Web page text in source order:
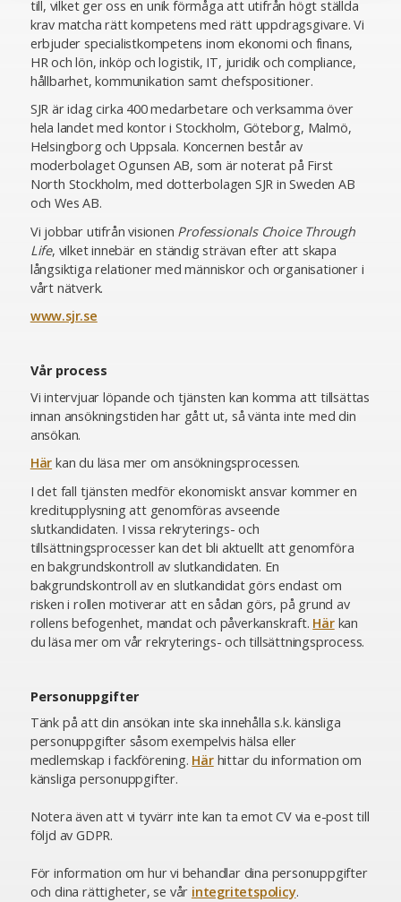
till, vilket ger oss en unik förmåga att utifrån högt ställda
krav matcha rätt kompetens med rätt uppdragsgivare. Vi
erbjuder specialistkompetens inom ekonomi och finans,
HR och lön, inköp och logistik, IT, juridik och compliance,
hållbarhet, kommunikation samt chefspositioner.
SJR är idag cirka 400 medarbetare och verksamma över
hela landet med kontor i Stockholm, Göteborg, Malmö,
Helsingborg och Uppsala. Koncernen består av
moderbolaget Ogunsen AB, som är noterat på First
North Stockholm, med dotterbolagen SJR in Sweden AB
och Wes AB.
Vi jobbar utifrån visionen Professionals Choice Through
Life, vilket innebär en ständig strävan efter att skapa
långsiktiga relationer med människor och organisationer i
vårt nätverk.
www.sjr.se
Vår process
Vi intervjuar löpande och tjänsten kan komma att tillsättas
innan ansökningstiden har gått ut, så vänta inte med din
ansökan.
Här kan du läsa mer om ansökningsprocessen.
I det fall tjänsten medför ekonomiskt ansvar kommer en
kreditupplysning att genomföras avseende
slutkandidaten. I vissa rekryterings- och
tillsättningsprocesser kan det bli aktuellt att genomföra
en bakgrundskontroll av slutkandidaten. En
bakgrundskontroll av en slutkandidat görs endast om
risken i rollen motiverar att en sådan görs, på grund av
rollens befogenhet, mandat och påverkanskraft. Härkan
du läsa mer om vår rekryterings- och tillsättningsprocess.
Personuppgifter
Tänk på att din ansökan inte ska innehålla s.k. känsliga
personuppgifter såsom exempelvis hälsa eller
medlemskap i fackförening. Härhittar du information om
känsliga personuppgifter.
Notera även att vi tyvärr inte kan ta emot CV via e-post till
följd av GDPR.
För information om hur vi behandlar dina personuppgifter
och dina rättigheter, se vår integritetspolicy.